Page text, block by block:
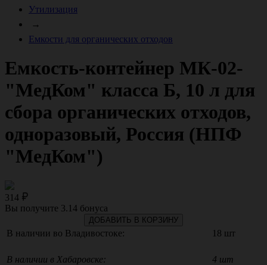
Утилизация
→
Емкости для органических отходов
Емкость-контейнер МК-02-
"МедКом" класса Б, 10 л для
сбора органических отходов,
одноразовый, Россия (НПФ
"МедКом")
314
Вы получите 3.14 бонуса
ДОБАВИТЬ В КОРЗИНУ
В наличии во Владивостоке: 18 шт
В наличии в Хабаровске:
4 шт